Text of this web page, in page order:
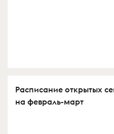
Расписание открытых
на февраль-март